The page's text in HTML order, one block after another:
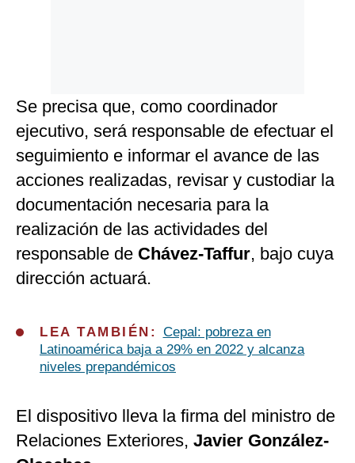
Se precisa que, como coordinador
ejecutivo, será responsable de efectuar el
seguimiento e informar el avance de las
acciones realizadas, revisar y custodiar la
documentación necesaria para la
realización de las actividades del
responsable de Chávez-Taffur, bajo cuya
dirección actuará.
LEA TAMBIÉN: Cepal: pobreza en
Latinoamérica baja a 29% en 2022 y alcanza
niveles prepandémicos
El dispositivo lleva la firma del ministro de
Relaciones Exteriores, Javier González-